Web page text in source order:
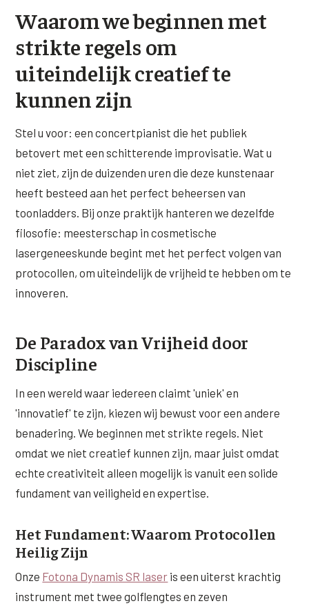
CONTOUR & HALS
Kaaklijn
Hals
Handen
Hyperpigmentatie
Overmatig zweten
Kaalheid en haarverlies
Bekijk alle zones →
Saypha Volume Plus
Sculptra (collageen aanmaak)
Silhouette Soft
Teosyal Redensity
HUID & AANVULLEND
Epionce huidverzorging
Peeling
Plexr Soft Surgery
PRP-behandeling
RRS HA Eyes
XL Hair
Alle behandelingen →
Volume Verlies Profiel
Atletisch verouderings profiel
Digitale Nek Profiel
Waarom we beginnen met
strikte regels om
uiteindelijk creatief te
kunnen zijn
Stel u voor: een concertpianist die het publiek
betovert met een schitterende improvisatie. Wat u
niet ziet, zijn de duizenden uren die deze kunstenaar
heeft besteed aan het perfect beheersen van
toonladders. Bij onze praktijk hanteren we dezelfde
filosofie: meesterschap in cosmetische
lasergeneeskunde begint met het perfect volgen van
protocollen, om uiteindelijk de vrijheid te hebben om te
innoveren.
De Paradox van Vrijheid door
Discipline
In een wereld waar iedereen claimt 'uniek' en
'innovatief' te zijn, kiezen wij bewust voor een andere
benadering. We beginnen met strikte regels. Niet
omdat we niet creatief kunnen zijn, maar juist omdat
echte creativiteit alleen mogelijk is vanuit een solide
fundament van veiligheid en expertise.
Het Fundament: Waarom Protocollen
Heilig Zijn
Onze Fotona Dynamis SR laser is een uiterst krachtig
instrument met twee golflengtes en zeven